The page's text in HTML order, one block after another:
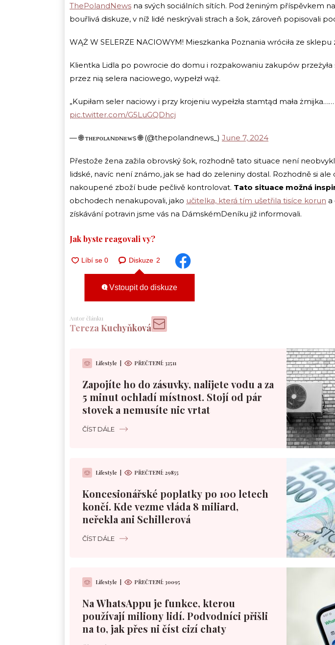
ThePolandNews na svých sociálních sítích. Pod ženiným příspěvkem
bouřlivá diskuze, v níž lidé neskrývali strach a šok, zároveň popisovali
WĄŻ W SELERZE NACIOWYM! Mieszkanka Poznania wróciła ze sklepu
Klientka Lidla po powrocie do domu i rozpakowaniu zakupów przeżyła
przez nią selera naciowego, wypełzł wąż.
„Kupiłam seler naciowy i przy krojeniu wypełzła stamtąd mała żmijka……
pic.twitter.com/G5LuGQDhcj
— 🌐 ᴛʜᴇᴘᴏʟᴀɴᴅɴᴇᴡs 🌐 (@thepolandnews_) June 7, 2024
Přestože žena zažila obrovský šok, rozhodně tato situace není
lidské, navíc není známo, jak se had do zeleniny dostal. Rozhodně si
nakoupené zboží bude pečlivě kontrolovat. Tato situace možná
obchodech nenakupovali, jako učitelka, která tím ušetřila tisíce korun a
získávání potravin jsme vás na DámskémDeníku již informovali.
Jak byste reagovali vy?
Diskuze 2
Vstoupit do diskuze
Autor článku
Tereza Kuchyňková
Lifestyle PŘEČTENÍ: 32511
Zapojíte ho do zásuvky, nalijete vodu a za
5 minut ochladí místnost. Stojí od pár
stovek a nemusíte nic vrtat
ČÍST DÁLE
Lifestyle PŘEČTENÍ: 29855
Koncesionářské poplatky po 100 letech
končí. Kde vezme vláda 8 miliard,
neřekla ani Schillerová
ČÍST DÁLE
Lifestyle PŘEČTENÍ: 30095
Na WhatsAppu je funkce, kterou
používají miliony lidí. Podvodníci přišli
na to, jak přes ni číst cizí chaty